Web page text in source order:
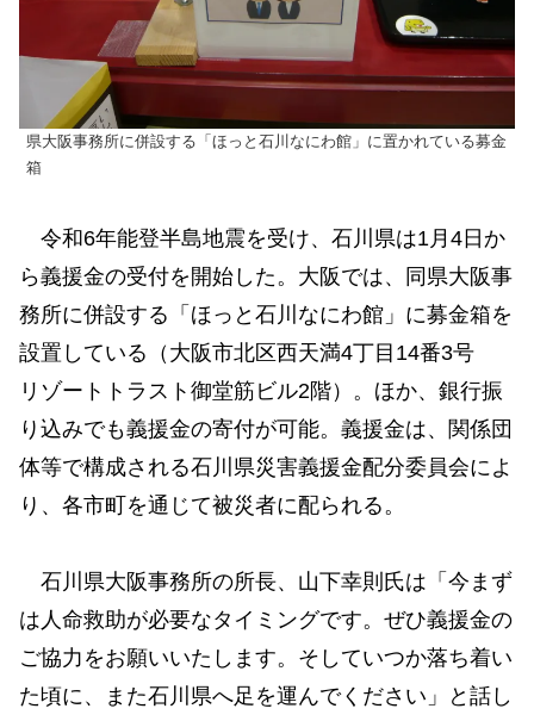
県大阪事務所に併設する「ほっと石川なにわ館」に置かれている募金
箱
令和6年能登半島地震を受け、石川県は1月4日か
ら義援金の受付を開始した。大阪では、同県大阪事
務所に併設する「ほっと石川なにわ館」に募金箱を
設置している（大阪市北区西天満4丁目14番3号
リゾートトラスト御堂筋ビル2階）。ほか、銀行振
り込みでも義援金の寄付が可能。義援金は、関係団
体等で構成される石川県災害義援金配分委員会によ
り、各市町を通じて被災者に配られる。
石川県大阪事務所の所長、山下幸則氏は「今まず
は人命救助が必要なタイミングです。ぜひ義援金の
ご協力をお願いいたします。そしていつか落ち着い
た頃に、また石川県へ足を運んでください」と話し